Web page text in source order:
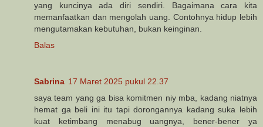
yang kuncinya ada diri sendiri. Bagaimana cara kita
memanfaatkan dan mengolah uang. Contohnya hidup lebih
mengutamakan kebutuhan, bukan keinginan.
Balas
Sabrina 17 Maret 2025 pukul 22.37
saya team yang ga bisa komitmen niy mba, kadang niatnya
hemat ga beli ini itu tapi dorongannya kadang suka lebih
kuat ketimbang menabug uangnya, bener-bener ya